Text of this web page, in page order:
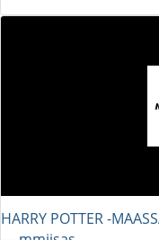
HARRY POTTER -